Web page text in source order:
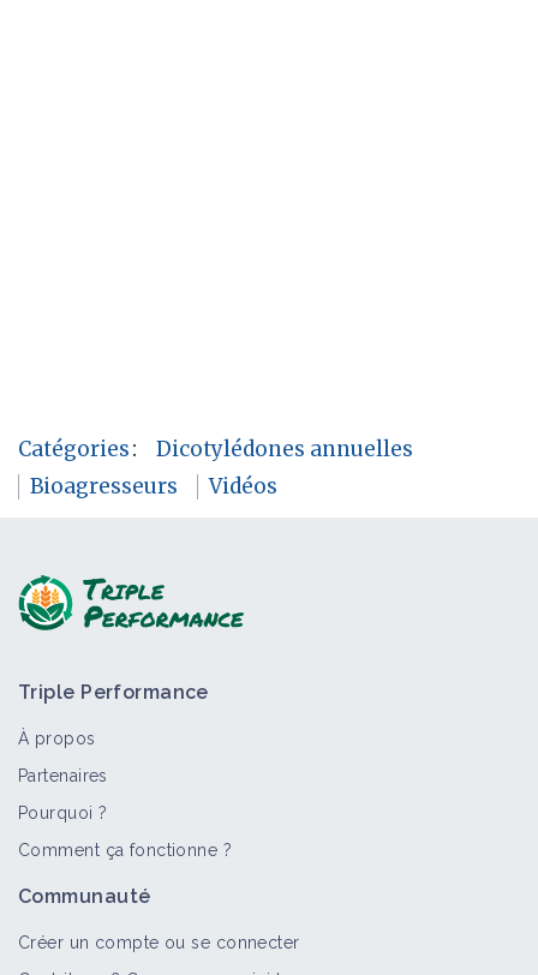
Catégories:
Dicotylédones annuelles
Bioagresseurs
Vidéos
Triple Performance
À propos
Partenaires
Pourquoi ?
Comment ça fonctionne ?
Communauté
Créer un compte ou se connecter